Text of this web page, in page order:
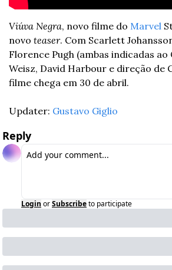
Viúva Negra, novo filme do Marvel
novo teaser. Com Scarlett
Florence Pugh (ambas indicadas ao
Weisz, David Harbour e direção de
filme chega em 30 de abril.
Updater: Gustavo Giglio
Reply
Login orSubscribeto participate